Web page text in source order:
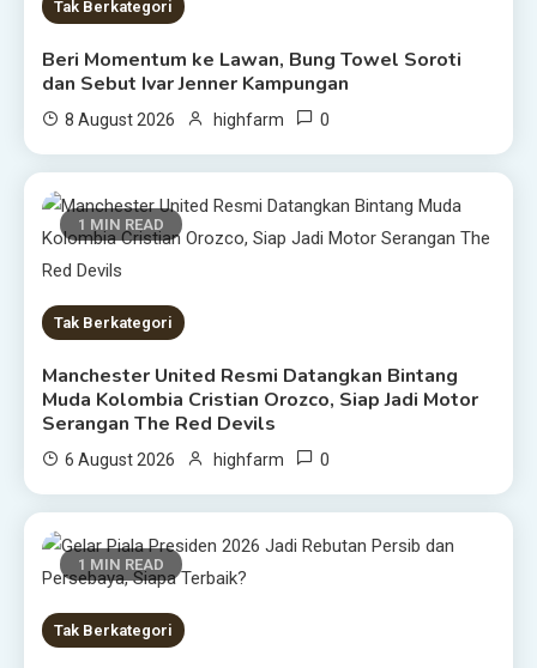
Tak Berkategori
Beri Momentum ke Lawan, Bung Towel Soroti
dan Sebut Ivar Jenner Kampungan
8 August 2026 highfarm 0
1 MIN READ
Tak Berkategori
Manchester United Resmi Datangkan Bintang
Muda Kolombia Cristian Orozco, Siap Jadi Motor
Serangan The Red Devils
6 August 2026 highfarm 0
1 MIN READ
Tak Berkategori